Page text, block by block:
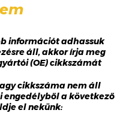
információt adhassuk
áll, akkor írja meg
(OE) cikkszámát
cikkszáma nem áll
engedélyből a következő
el nekünk: